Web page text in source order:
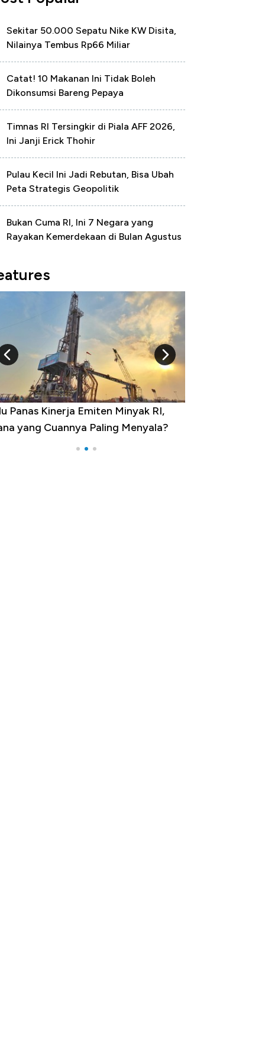
Sekitar 50.000 Sepatu Nike KW Disita,
Nilainya Tembus Rp66 Miliar
Catat! 10 Makanan Ini Tidak Boleh
Dikonsumsi Bareng Pepaya
Timnas RI Tersingkir di Piala AFF 2026,
Ini Janji Erick Thohir
Pulau Kecil Ini Jadi Rebutan, Bisa Ubah
Peta Strategis Geopolitik
Bukan Cuma RI, Ini 7 Negara yang
Rayakan Kemerdekaan di Bulan Agustus
Provinsi dengan Tingkat
Tertinggi, Ada Jakarta